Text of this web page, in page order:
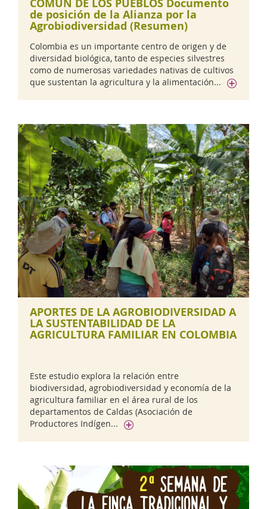
COMÚN DE LOS PUEBLOS Documento
de posición de la Alianza por la
Agrobiodiversidad (Resumen)
Colombia es un importante centro de origen y de
diversidad biológica, tanto de especies silvestres
como de numerosas variedades nativas de cultivos
que sustentan la agricultura y la alimentación...
APORTES DE LA AGROBIODIVERSIDAD A
LA SUSTENTABILIDAD DE LA
AGRICULTURA FAMILIAR EN COLOMBIA
Este estudio explora la relación entre
biodiversidad, agrobiodiversidad y economía de la
agricultura familiar en el área rural de los
departamentos de Caldas (Asociación de
Productores Indígen...